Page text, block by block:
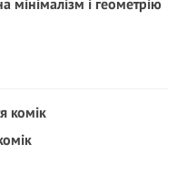
і геометрію